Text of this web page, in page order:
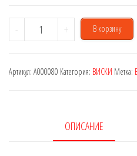
-
Количество
товара
0,7
+ В корзину
Артикул: A000080 Категория: ВИСКИ Метка:
ОПИСАНИЕ